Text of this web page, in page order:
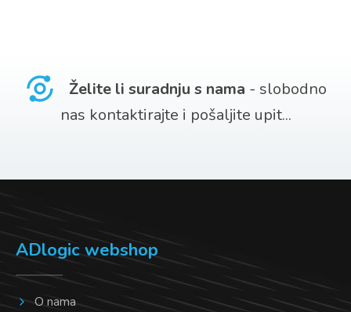
Želite li suradnju s nama - slobodno
nas kontaktirajte i pošaljite upit...
ADlogic webshop
O nama